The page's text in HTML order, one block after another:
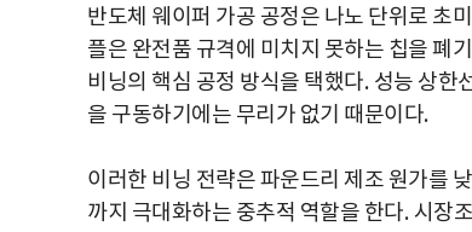
반도체 웨이퍼 가공 공정은 나노 단위로 초
플은 완전품 규격에 미치지 못하는 칩을 폐
비닝의 핵심 공정 방식을 택했다. 성능 상한
을 구동하기에는 무리가 없기 때문이다.
이러한 비닝 전략은 파운드리 제조 원가를
까지 극대화하는 중추적 역할을 한다.시장